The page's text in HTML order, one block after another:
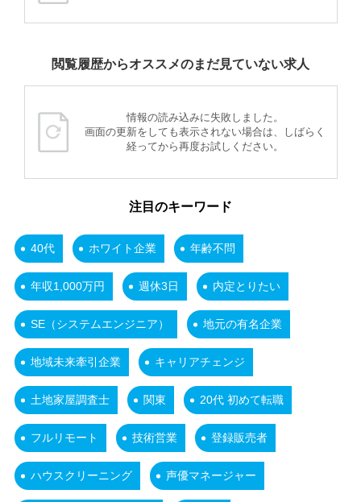
閲覧履歴からオススメのまだ見ていない求人
情報の読み込みに失敗しました。
画面の更新をしても表示されない場合は、しばらく
経ってから再度お試しください。
注目のキーワード
40代 ホワイト企業 年齢不問
年収1,000万円 週休3日 内定とりたい
SE（システムエンジニア） 地元の有名企業
地域未来牽引企業 キャリアチェンジ
土地家屋調査士 関東 20代 初めて転職
フルリモート 技術営業 登録販売者
ハウスクリーニング 声優マネージャー